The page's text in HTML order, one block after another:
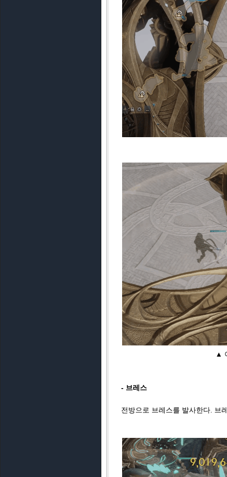
▲
- 브레스
전방으로 브레스를 발사한다. 브